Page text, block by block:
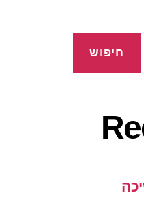
חיפוש